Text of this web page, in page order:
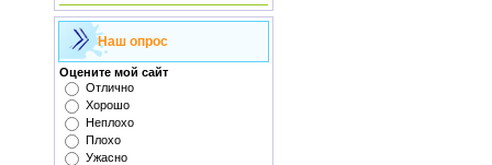
Наш опрос
Оцените мой сайт
Отлично
Хорошо
Неплохо
Плохо
Ужасно